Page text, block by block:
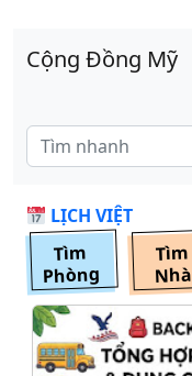
Cộng Đồng Mỹ
LỊCH VIỆT
Tìm
Phòng
Tìm
Nhà